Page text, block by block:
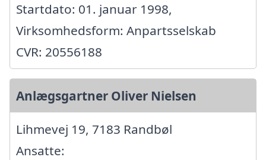
Startdato: 01. januar 1998,
Virksomhedsform: Anpartsselskab
CVR: 20556188
Anlægsgartner Oliver Nielsen
Lihmevej 19, 7183 Randbøl
Ansatte: